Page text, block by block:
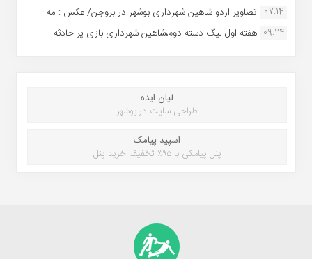
07:14 تصاویر اردو شاهین شهرداری بوشهر در بروجن/ عکس : مه...
09:24 هفته اول لیگ دسته دوم،شاهین شهرداری بازی پر حادثه ...
لیان ایده
طراحی سایت در بوشهر
اسپید پیامک
پنل پیامکی با ۹۵٪ تخفیف خرید پنل